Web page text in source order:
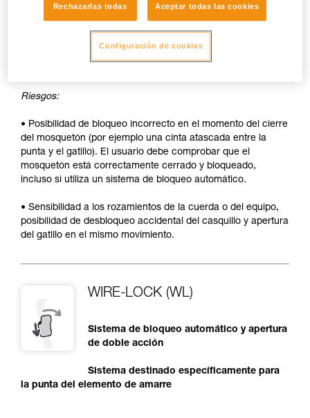
SEGURIDAD
Riesgos:
• Posibilidad de bloqueo incorrecto en el momento del cierre
del mosquetón (por ejemplo una cinta atascada entre la
punta y el gatillo). El usuario debe comprobar que el
mosquetón está correctamente cerrado y bloqueado,
incluso si utiliza un sistema de bloqueo automático.
• Sensibilidad a los rozamientos de la cuerda o del equipo,
posibilidad de desbloqueo accidental del casquillo y apertura
del gatillo en el mismo movimiento.
WIRE-LOCK (WL)
Sistema de bloqueo automático y apertura
de doble acción
Sistema destinado específicamente para
la punta del elemento de amarre
Rechazarlas todas Aceptar todas las cookies
Configuración de cookies